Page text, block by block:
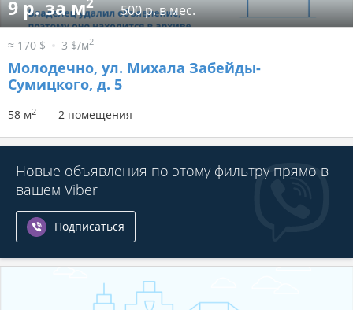
9 р. за м 500 р. в мес.
≈ 170 $ 3 $/м2
Молодечно, ул. Михала Забейды-
Сумицкого, д. 5
58 м2 2 помещения
Новые объявления по этому фильтру прямо в
вашем Viber
Подписаться